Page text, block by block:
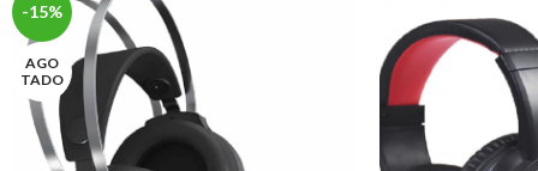
-15%
AGO
TADO